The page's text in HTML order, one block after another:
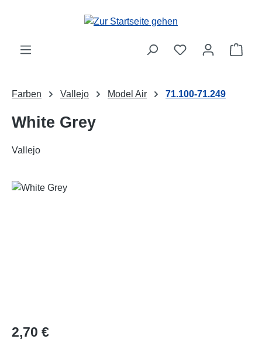
Zum Hauptinhalt springen
Farben Vallejo Model Air 71.100-71.249
White Grey
Vallejo
Bildergalerie überspringen
Regulärer Preis:
2,70 €